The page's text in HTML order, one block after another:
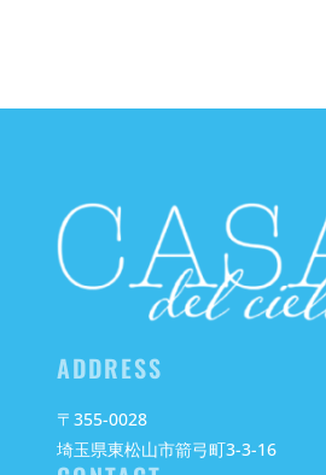
ADDRESS
〒355-0028
埼玉県東松山市箭弓町3-3-16